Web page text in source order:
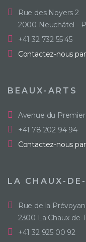
Rue des Noyers 2
2000 Neuchâtel -
+41 32 732 55 45
Contactez-nous
BEAUX-ARTS
Avenue du
+41 78 202 94 94
Contactez-nous
LA CHAUX-
Rue de la
2300 La Chaux-de-
+41 32 925 00 92